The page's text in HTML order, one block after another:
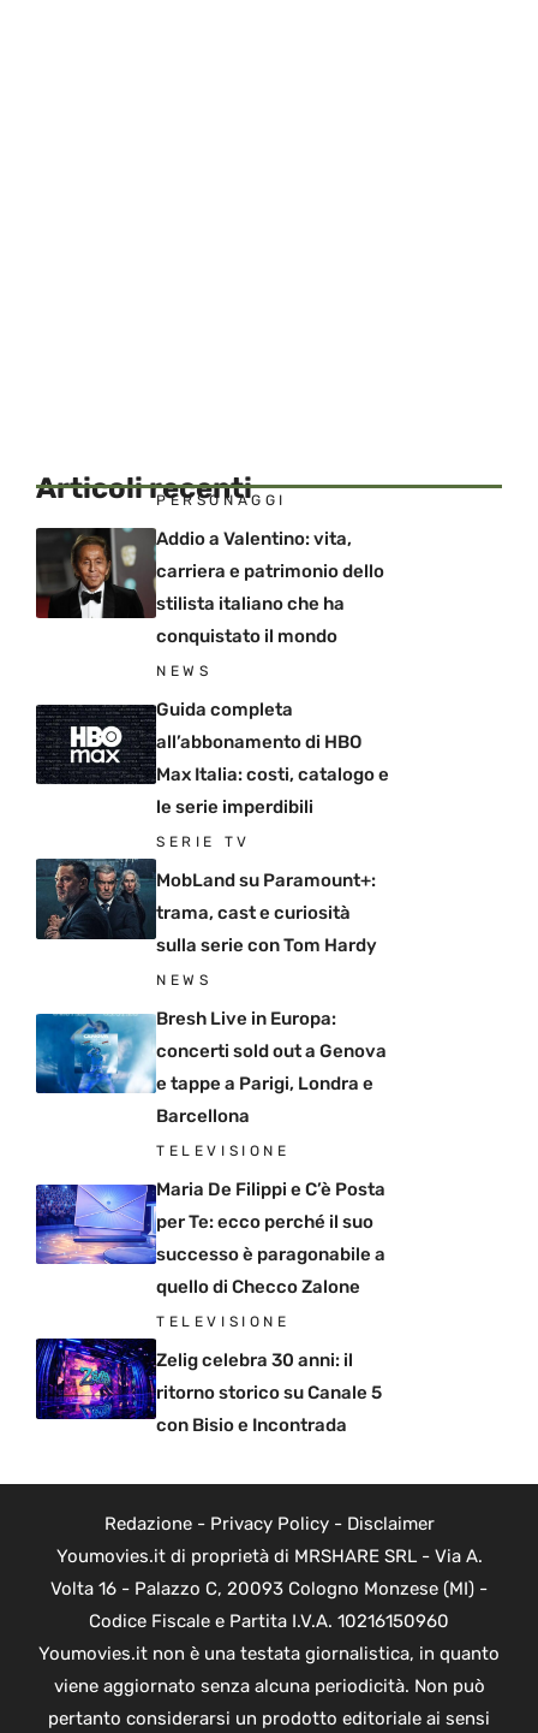
Articoli recenti
PERSONAGGI
Addio a Valentino: vita,
carriera e patrimonio dello
stilista italiano che ha
conquistato il mondo
NEWS
Guida completa
all’abbonamento di HBO
Max Italia: costi, catalogo e
le serie imperdibili
SERIE TV
MobLand su Paramount+:
trama, cast e curiosità
sulla serie con Tom Hardy
NEWS
Bresh Live in Europa:
concerti sold out a Genova
e tappe a Parigi, Londra e
Barcellona
TELEVISIONE
Maria De Filippi e C’è Posta
per Te: ecco perché il suo
successo è paragonabile a
quello di Checco Zalone
TELEVISIONE
Zelig celebra 30 anni: il
ritorno storico su Canale 5
con Bisio e Incontrada
Redazione- Privacy Policy- Disclaimer
Youmovies.it di proprietà di MRSHARE SRL - Via A.
Volta 16 - Palazzo C, 20093 Cologno Monzese (MI) -
Codice Fiscale e Partita I.V.A. 10216150960
Youmovies.it non è una testata giornalistica, in quanto
viene aggiornato senza alcuna periodicità. Non può
pertanto considerarsi un prodotto editoriale ai sensi